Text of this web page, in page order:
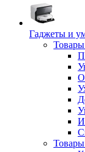
Гаджеты и